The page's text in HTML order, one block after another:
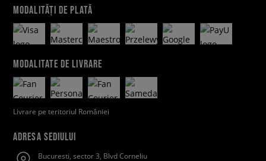
MODALITĂȚI DE PLATĂ
MODALITATE DE LIVRARE
Livrare pe teritoriul României
ADRESA SEDIULUI
Bucuresti, sector 3, Blvd Corneliu